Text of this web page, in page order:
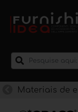
Materiais de